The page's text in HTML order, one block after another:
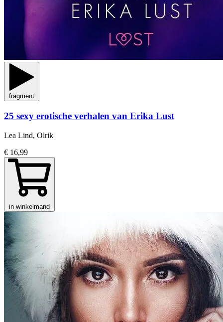
fragment
25 sexy erotische verhalen van Erika Lust
Lea Lind, Olrik
€ 16,99
in winkelmand